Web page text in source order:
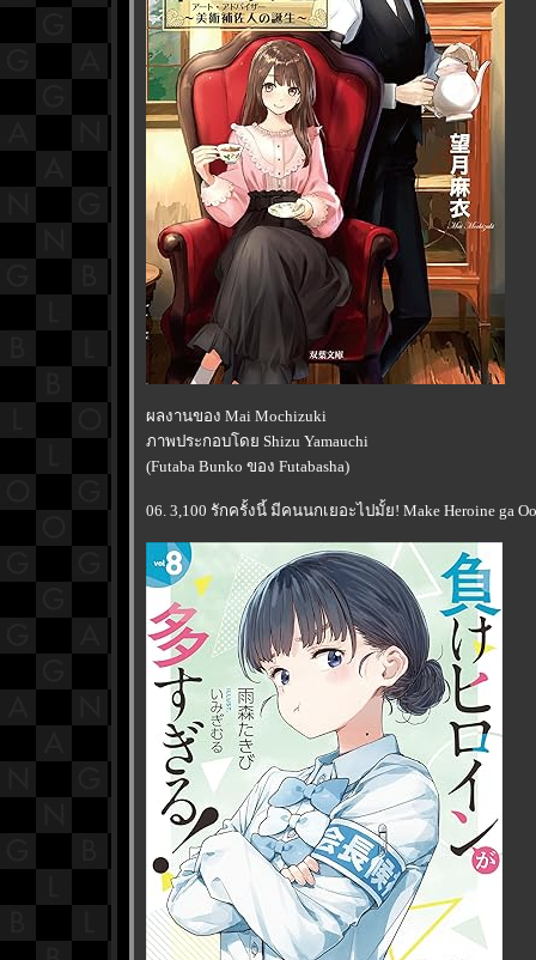
ผลงานของ Mai Mochizuki
ภาพประกอบโดย Shizu Yamauchi
(Futaba Bunko ของ Futabasha)
06. 3,100 รักครั้งนี้ มีคนนกเยอะไปมั้ย! Make Heroine ga